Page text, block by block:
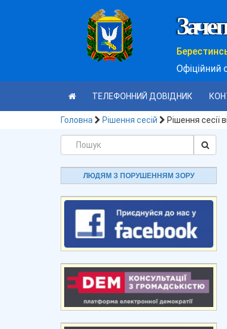
Офіційний
ТЕЛЕФОННИЙ ДОВІДНИК
Головна Рішення сесій Рішення сесії
ЛЮДЯМ З ПОРУШЕННЯМ ЗОРУ